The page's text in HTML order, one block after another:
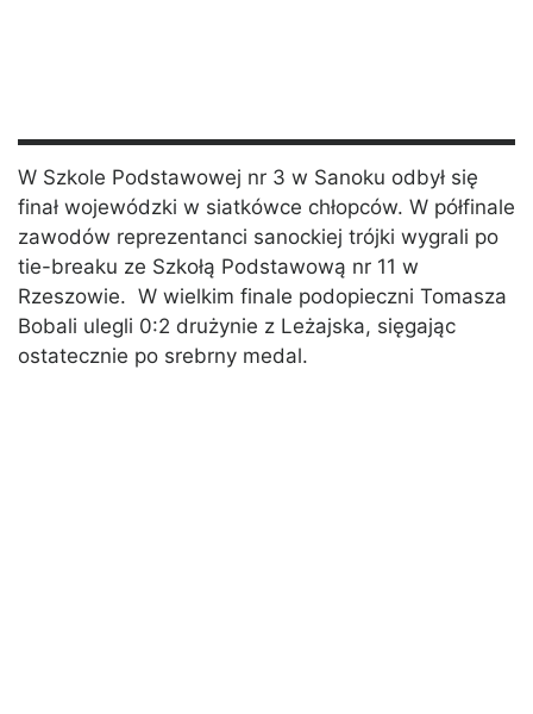
W Szkole Podstawowej nr 3 w Sanoku odbył się
finał wojewódzki w siatkówce chłopców. W półfinale
zawodów reprezentanci sanockiej trójki wygrali po
tie-breaku ze Szkołą Podstawową nr 11 w
Rzeszowie. W wielkim finale podopieczni Tomasza
Bobali ulegli 0:2 drużynie z Leżajska, sięgając
ostatecznie po srebrny medal.